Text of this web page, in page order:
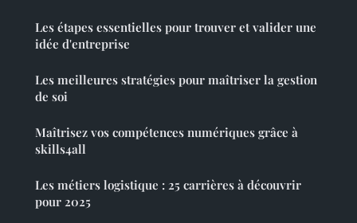
Les étapes essentielles pour trouver et valider une
idée d'entreprise
Les meilleures stratégies pour maîtriser la gestion
de soi
Maîtrisez vos compétences numériques grâce à
skills4all
Les métiers logistique : 25 carrières à découvrir
pour 2025